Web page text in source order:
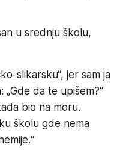
u srednju školu,
slikarsku“, jer sam ja
da te upišem?“
bio na moru.
školu gde nema